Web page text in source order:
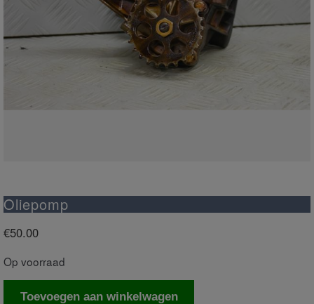
Oliepomp
€50.00
Op voorraad
Oliepomp
Toevoegen aan winkelwagen